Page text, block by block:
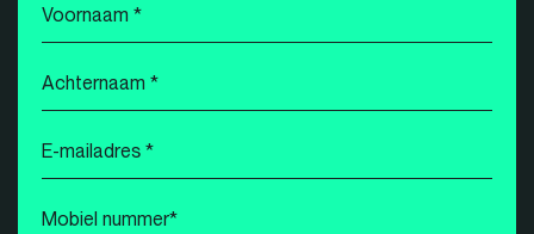
Voornaam
*
Achternaam
*
E-
mailadres
*
Mobiel